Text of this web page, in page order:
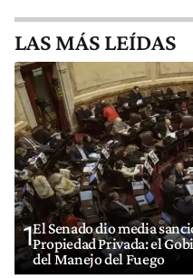
LAS MÁS LEÍDAS
1El Senado dio media
Propiedad Privada: el
del Manejo del Fuego